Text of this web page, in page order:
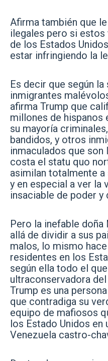
Afirma también que
ilegales pero si
de los Estados
estar infringiendo la
Es decir que según
inmigrantes
afirma Trump que
millones de hispanos
su mayoría
bandidos, y otros
inmaculados que
costa el statu quo
asimilan totalmente
y en especial a ver la
insaciable de poder y
Pero la inefable doña
allá de dividir a sus
malos, lo mismo
residentes en los
según ella todo el
ultraconservadora
Trump es una
que contradiga su
equipo de mafiosos
los Estado Unidos en
Venezuela castro-